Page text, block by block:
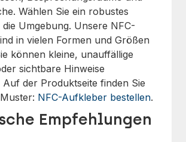
Wählen Sie ein robustes
Umgebung. Unsere NFC-
in vielen Formen und Größen
können kleine, unauffällige
sichtbare Hinweise
der Produktseite finden Sie
NFC-Aufkleber bestellen.
Empfehlungen